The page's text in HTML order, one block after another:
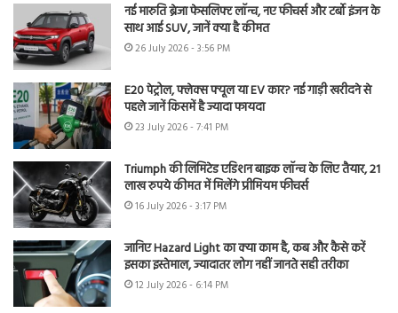
नई मारुति ब्रेजा फेसलिफ्ट लॉन्च, नए फीचर्स और टर्बो इंजन के
साथ आई SUV, जानें क्या है कीमत
26 July 2026 - 3:56 PM
E20 पेट्रोल, फ्लेक्स फ्यूल या EV कार? नई गाड़ी खरीदने से
पहले जानें किसमें है ज्यादा फायदा
23 July 2026 - 7:41 PM
Triumph की लिमिटेड एडिशन बाइक लॉन्च के लिए तैयार, 21
लाख रुपये कीमत में मिलेंगे प्रीमियम फीचर्स
16 July 2026 - 3:17 PM
जानिए Hazard Light का क्या काम है, कब और कैसे करें
इसका इस्तेमाल, ज्यादातर लोग नहीं जानते सही तरीका
12 July 2026 - 6:14 PM